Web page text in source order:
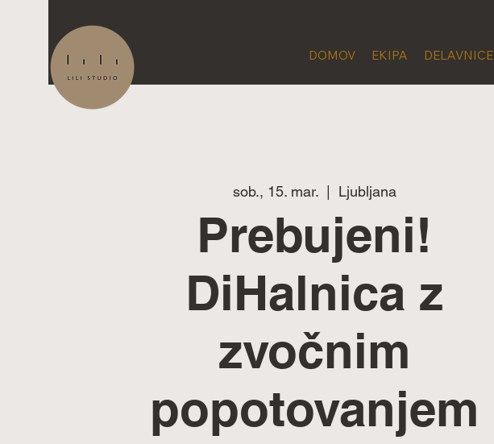
DOMOV EKIPA DELAVNICE
sob., 15. mar.
  |
Ljubljana
Prebujeni!
DiHalnica z
zvočnim
popotovanjem